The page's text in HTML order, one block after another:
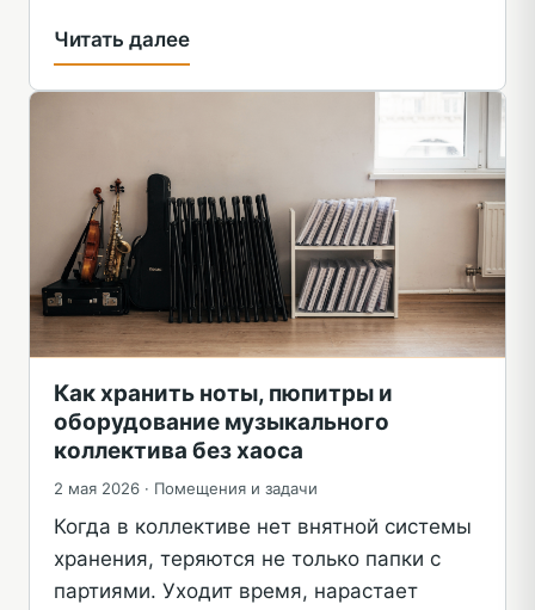
Читать далее
Как хранить ноты, пюпитры и
оборудование музыкального
коллектива без хаоса
2 мая 2026 · Помещения и задачи
Когда в коллективе нет внятной системы
хранения, теряются не только папки с
партиями. Уходит время, нарастает